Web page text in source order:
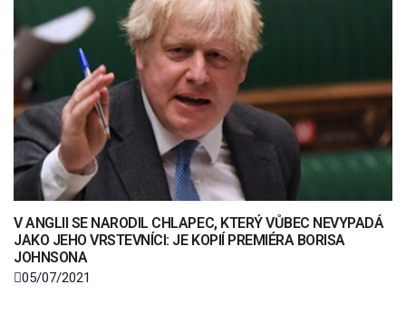
V ANGLII SE NARODIL CHLAPEC, KTERÝ VŮBEC NEVYPADÁ
JAKO JEHO VRSTEVNÍCI: JE KOPIÍ PREMIÉRA BORISA
JOHNSONA
05/07/2021